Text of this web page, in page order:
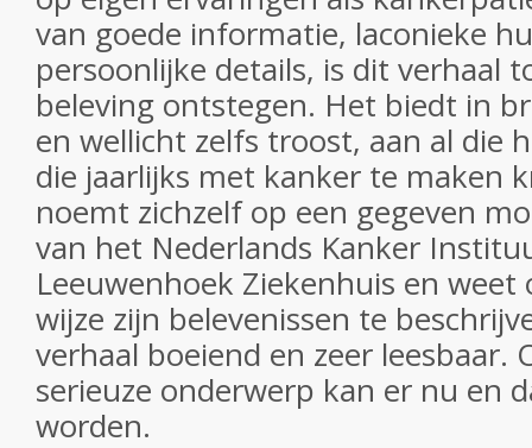
van goede informatie, laconieke
persoonlijke details, is dit verhaal
beleving ontstegen. Het biedt in
en wellicht zelfs troost, aan al die
die jaarlijks met kanker te maken
noemt zichzelf op een gegeven
van het Nederlands Kanker
Leeuwenhoek Ziekenhuis en weet
wijze zijn belevenissen te
verhaal boeiend en zeer leesbaar.
serieuze onderwerp kan er nu en
worden.